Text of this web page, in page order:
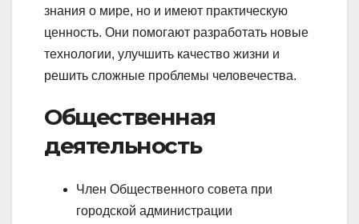
знания о мире, но и имеют практическую
ценность. Они помогают разработать новые
технологии, улучшить качество жизни и
решить сложные проблемы человечества.
Общественная
деятельность
Член Общественного совета при
городской администрации